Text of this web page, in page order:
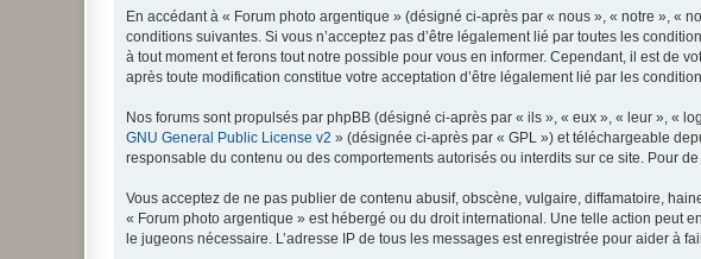
En accédant à « Forum photo argentique » (désigné ci-après par « nous », « notre », «
conditions suivantes. Si vous n’acceptez pas d’être légalement lié par toutes les
à tout moment et ferons tout notre possible pour vous en informer. Cependant, il est de
après toute modification constitue votre acceptation d’être légalement lié par les
Nos forums sont propulsés par phpBB (désigné ci-après par « ils », « eux », « leur », «
GNU General Public License v2 » (désignée ci-après par « GPL ») et téléchargeable
responsable du contenu ou des comportements autorisés ou interdits sur ce site. Pour
Vous acceptez de ne pas publier de contenu abusif, obscène, vulgaire, diffamatoire,
« Forum photo argentique » est hébergé ou du droit international. Une telle action peut
le jugeons nécessaire. L’adresse IP de tous les messages est enregistrée pour aider à